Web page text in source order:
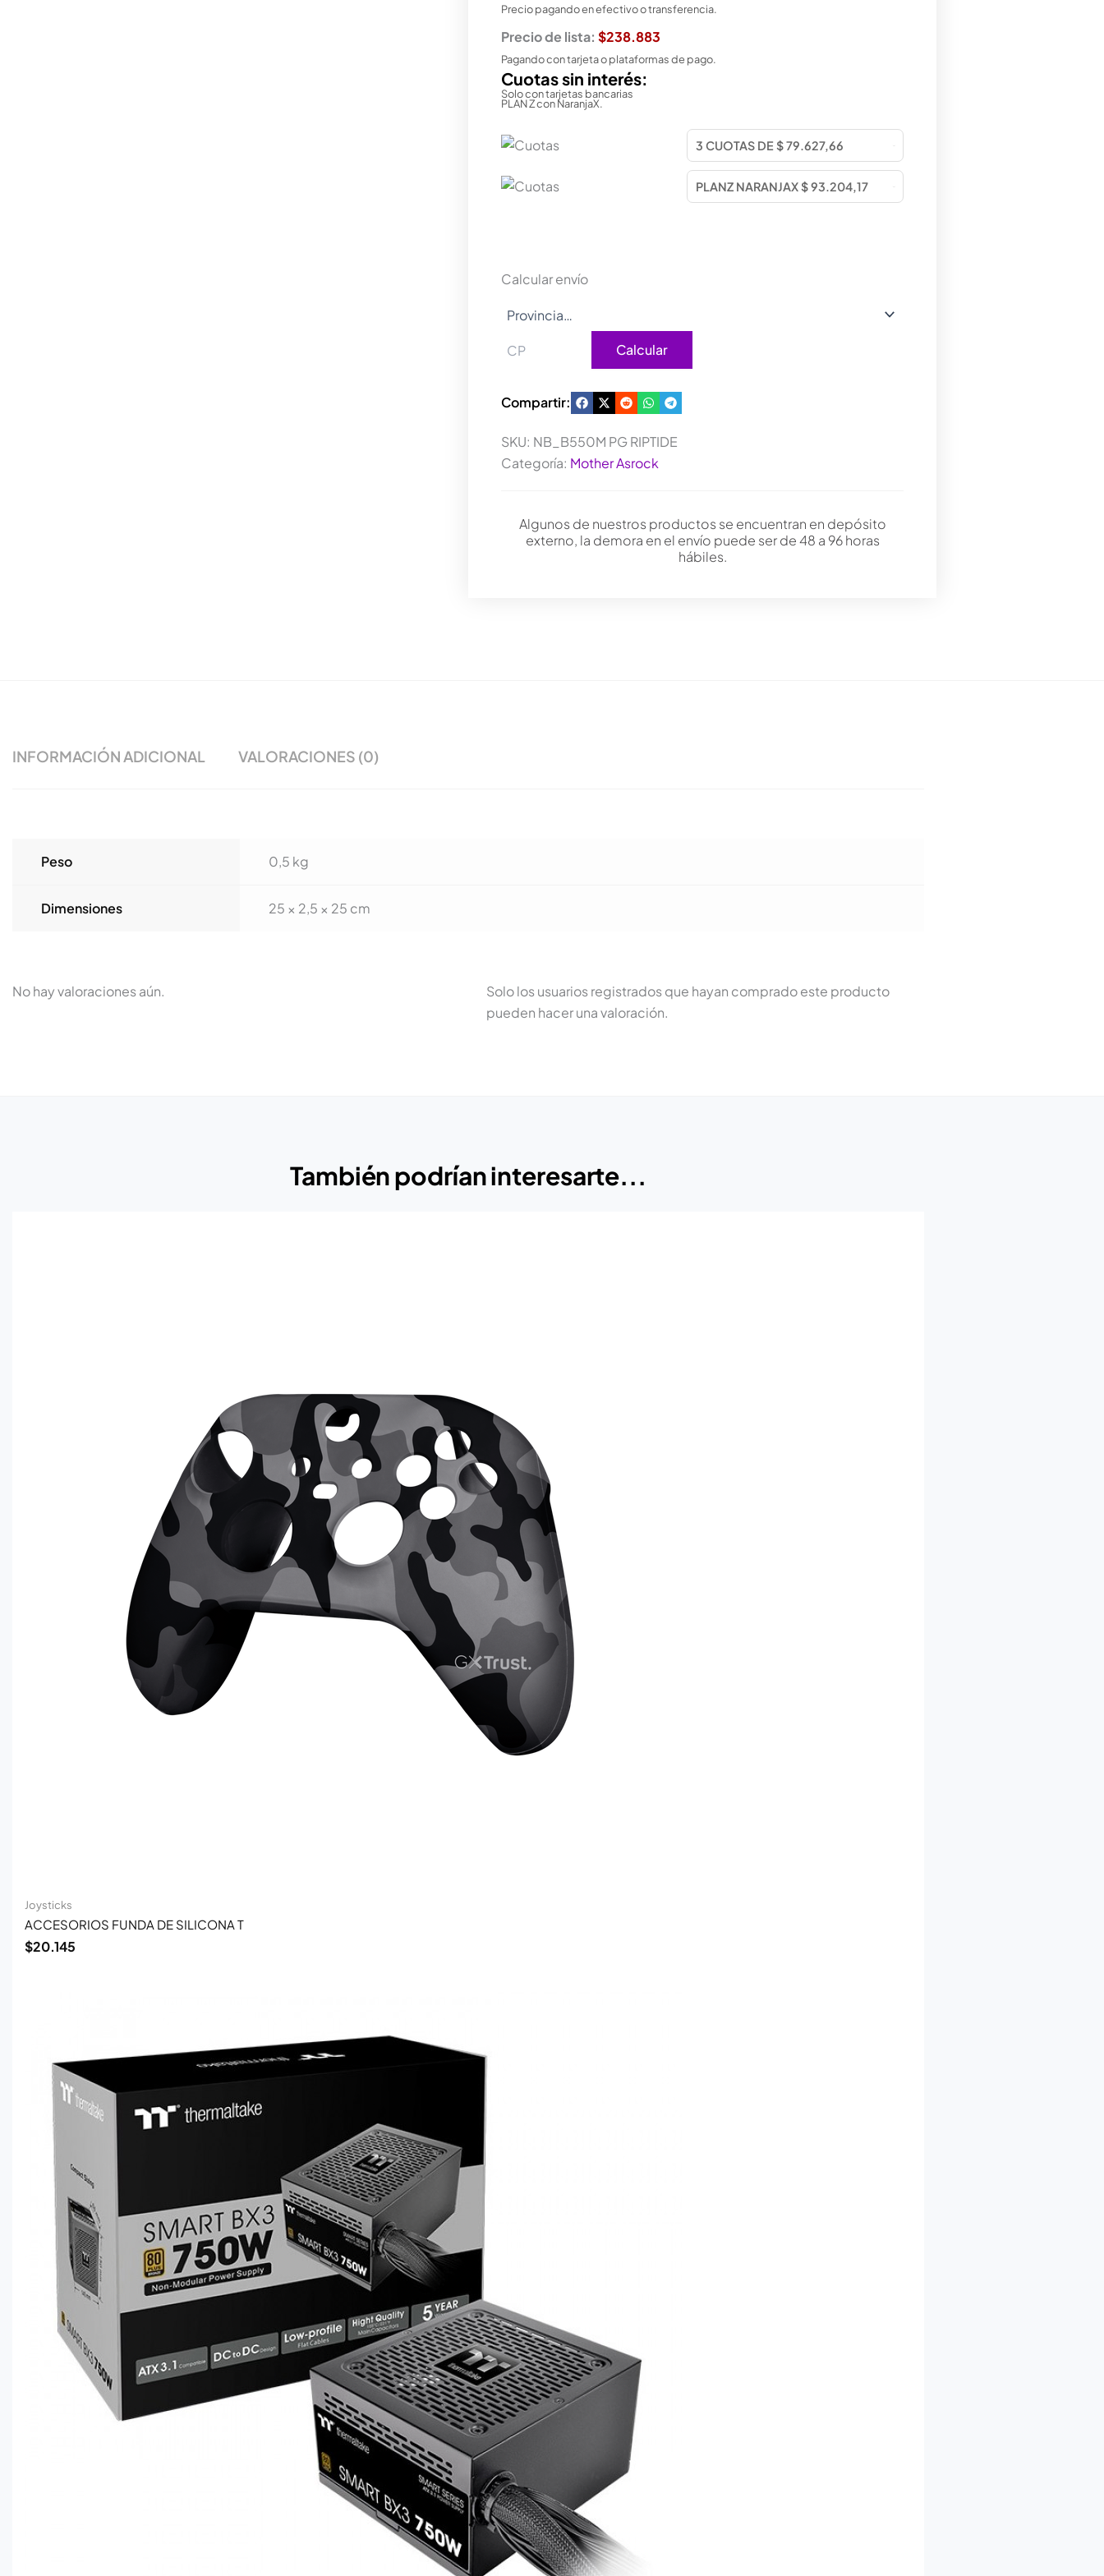
Precio pagando en efectivo o transferencia.
Precio de lista: $238.883
Pagando con tarjeta o plataformas de pago.
Cuotas sin interés:
Solo con tarjetas bancarias
PLAN Z con NaranjaX.
Calcular envío
Calcular
Compartir:
SKU: NB_B550M PG RIPTIDE
Categoría: Mother Asrock
Algunos de nuestros productos se encuentran en depósito
externo, la demora en el envío puede ser de 48 a 96 horas
hábiles.
INFORMACIÓN ADICIONAL VALORACIONES (0)
Peso 0,5 kg
Dimensiones 25 × 2,5 × 25 cm
No hay valoraciones aún.
Solo los usuarios registrados que hayan comprado este producto
pueden hacer una valoración.
También podrían interesarte...
Joysticks
ACCESORIOS FUNDA DE SILICONA T
$20.145